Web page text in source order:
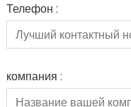
Телефон :
компания :